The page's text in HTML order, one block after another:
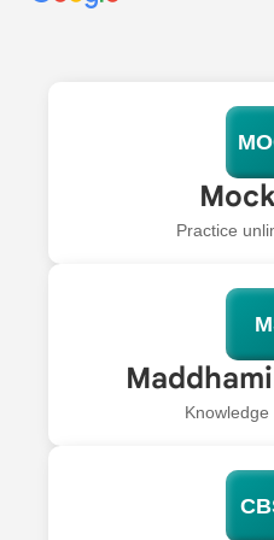
Practice